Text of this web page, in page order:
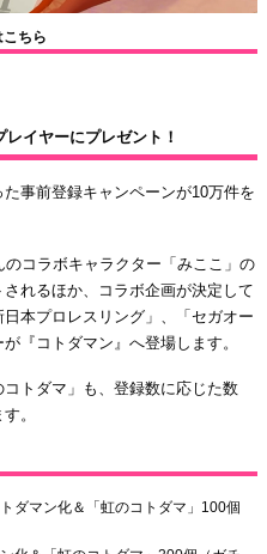
ちら
イヤーにプレゼント！
事前登録キャンペーンが10万件を
コラボキャラクター「みここ」の
れるほか、コラボ企画が決定して
本プロレスリング」、「セガオー
『コトダマン』へ登場します。
トダマ」も、登録数に応じた数
。
ダマン化＆「虹のコトダマ」100個